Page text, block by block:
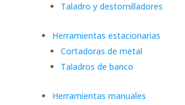
Taladro y destornilladores
Herramientas estacionarias
Cortadoras de metal
Taladros de banco
Herramientas manuales